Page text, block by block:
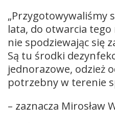
„Przygotowywaliśmy
lata, do otwarcia tego
nie spodziewając się
Są tu środki
jednorazowe, odzież
potrzebny w terenie
– zaznacza Mirosław